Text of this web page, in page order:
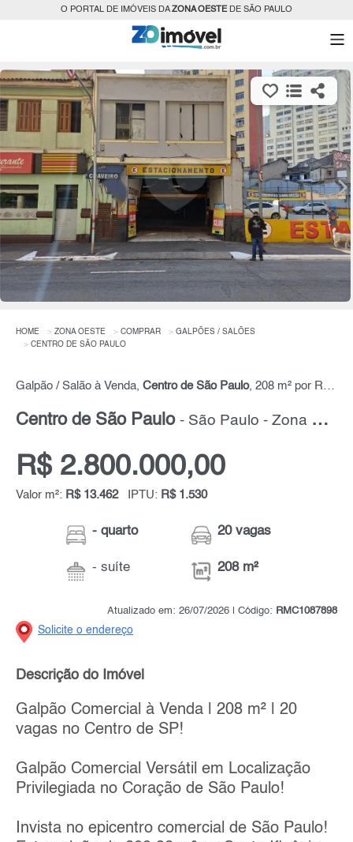
O PORTAL DE IMÓVEIS DAZONA OESTEDE SÃO PAULO
HOME ZONA OESTE COMPRAR
GALPÕES / SALÕES
CENTRO DE SÃO PAULO
Galpão / Salão à Venda, Centro de São Paulo, 208 m² por R$ 2.800.000,00
Centro de São Paulo - São Paulo - Zona Oeste
R$ 2.800.000,00
Valor m²: R$ 13.462 IPTU: R$ 1.530
- quarto
- suíte
20 vagas
208 m²
Atualizado em: 26/07/2026 | Código: RMC1087898
Solicite o endereço
Descrição do Imóvel
Galpão Comercial à Venda | 208 m² | 20
vagas no Centro de SP!
Galpão Comercial Versátil em Localização
Privilegiada no Coração de São Paulo!
Invista no epicentro comercial de São Paulo!